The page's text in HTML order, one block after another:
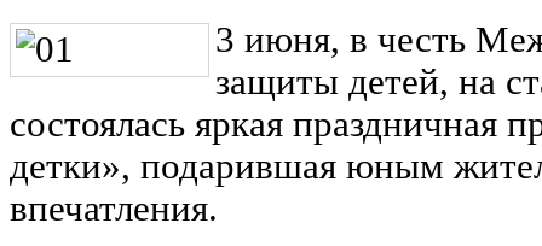
3 июня, в честь
защиты детей, на
состоялась яркая праздничная
детки», подарившая юным
впечатления.